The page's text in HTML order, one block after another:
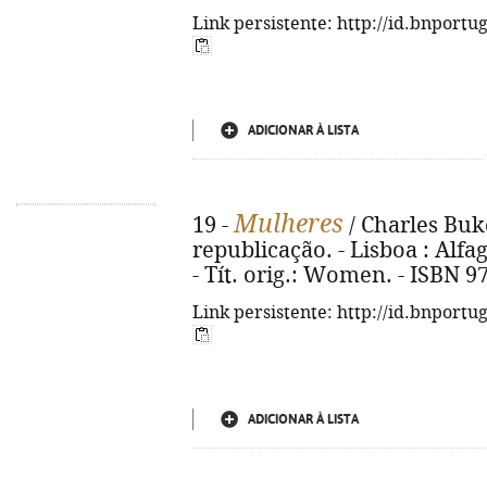
Link persistente: http://
ADICIONAR À LISTA
19 -Mulheres / Charles
republicação. - Lisboa :
- Tít. orig.: Women. - ISBN
Link persistente: http://
ADICIONAR À LISTA